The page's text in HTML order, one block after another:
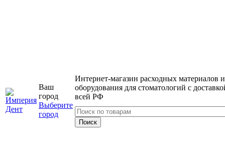
Ваш
город
Выберите
город
Интернет-магазин расходных материалов и
оборудования для стоматологий с
всей РФ